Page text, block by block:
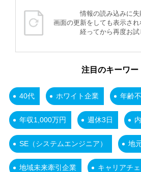
情報の読み込みに失
画面の更新をしても表示され
経ってから再度お試
注目のキーワー
40代 ホワイト企業 年齢
年収1,000万円 週休3日
SE（システムエンジニア） 地
地域未来牽引企業 キャリアチ